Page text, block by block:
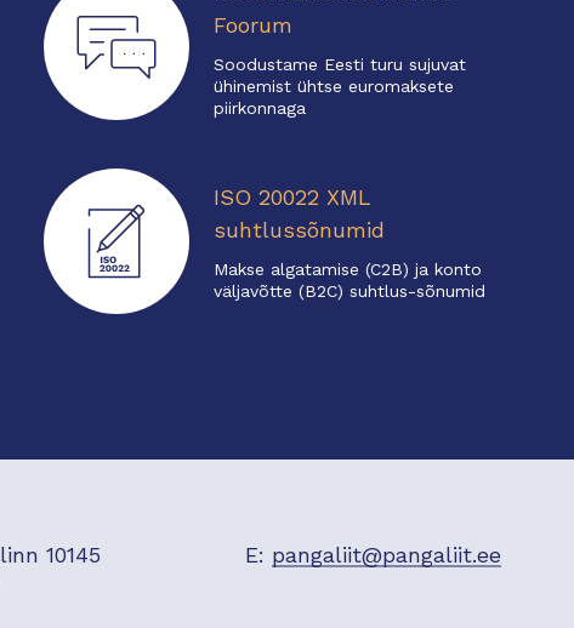
Foorum
Soodustame Eesti turu sujuvat
ühinemist ühtse euromaksete
piirkonnaga
ISO 20022 XML
suhtlussõnumid
Makse algatamise (C2B) ja konto
väljavõtte (B2C) suhtlus-sõnumid
10145
E: pangaliit@pangaliit.ee